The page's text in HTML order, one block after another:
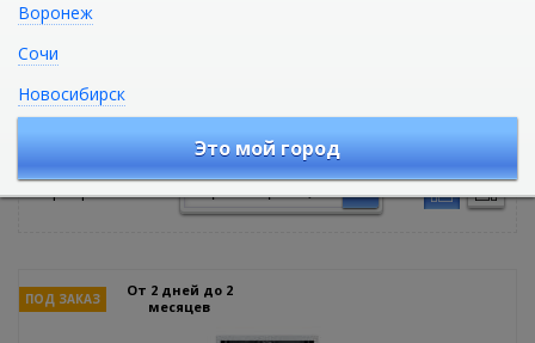
Кухонные мойки
Сортировать по:
ПОД ЗАКАЗ
От 2 дней до 2
месяцев
Воронеж
Сочи
Новосибирск
Это мой город